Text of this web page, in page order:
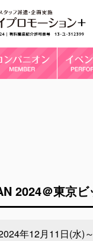
2024＠東京
年12月11日(水)